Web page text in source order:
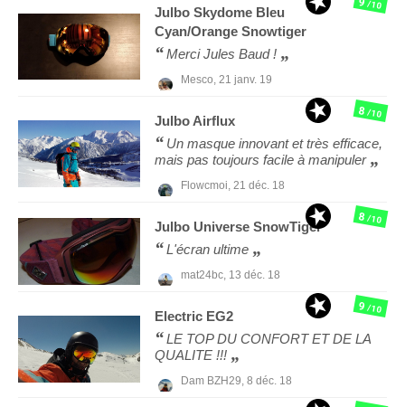
Julbo Skydome Bleu
Cyan/Orange Snowtiger
Merci Jules Baud !
Mesco, 21 janv. 19
/10
Julbo Airflux
Un masque innovant et très efficace,
mais pas toujours facile à manipuler
Flowcmoi, 21 déc. 18
8/10
Julbo Universe SnowTiger
L'écran ultime
mat24bc, 13 déc. 18
8/10
Electric EG2
LE TOP DU CONFORT ET DE LA
QUALITE !!!
Dam BZH29, 8 déc. 18
9/10